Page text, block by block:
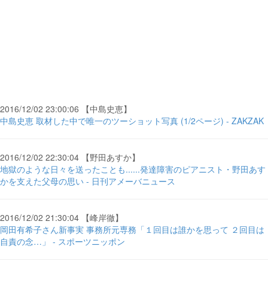
2016/12/02 23:00:06 【中島史恵】
中島史恵 取材した中で唯一のツーショット写真 (1/2ページ) - ZAKZAK
2016/12/02 22:30:04 【野田あすか】
地獄のような日々を送ったことも......発達障害のピアニスト・野田あす
かを支えた父母の思い - 日刊アメーバニュース
2016/12/02 21:30:04 【峰岸徹】
岡田有希子さん新事実 事務所元専務「１回目は誰かを思って ２回目は
自責の念…」 - スポーツニッポン